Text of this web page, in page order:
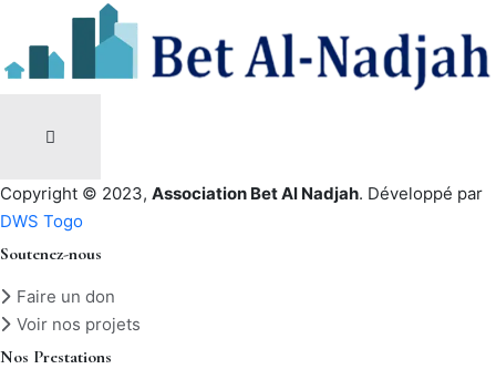
Copyright © 2023, Association Bet Al Nadjah. Développé par
DWS Togo
Soutenez-nous
Faire un don
Voir nos projets
Nos Prestations